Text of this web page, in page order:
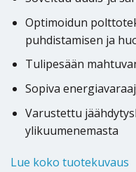
Optimoidun
puhdistamisen ja
Tulipesään
Sopiva
Varustettu
ylikuumenemasta
Lue koko tuotekuvaus